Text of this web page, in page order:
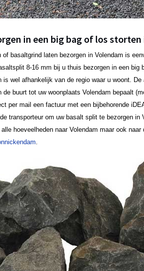
in een big bag of los storten
basaltgrind laten bezorgen in Volendam is
8-16 mm bij u thuis bezorgen in een big
is wel afhankelijk van de regio waar u woont.
de buurt tot uw woonplaats Volendam bepaalt
per mail een factuur met een bijbehorende
transporteur om uw basalt split te bezorgen in
hoeveelheden naar Volendam maar ook
.